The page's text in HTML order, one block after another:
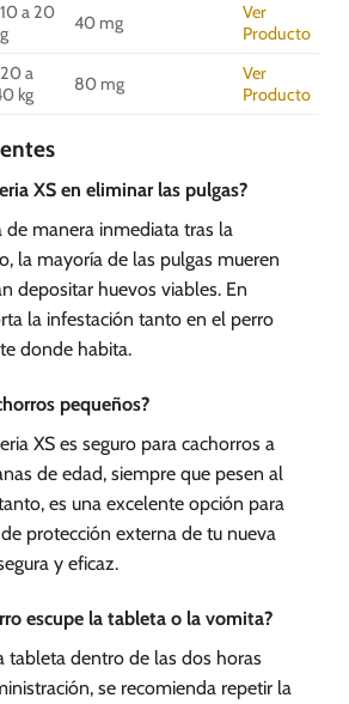
a 20
40 mg
Ver
Producto
a
kg
80 mg
Ver
Producto
XS en eliminar las pulgas?
de manera inmediata tras la
la mayoría de las pulgas mueren
depositar huevos viables. En
la infestación tanto en el perro
donde habita.
pequeños?
XS es seguro para cachorros a
de edad, siempre que pesen al
es una excelente opción para
protección externa de tu nueva
y eficaz.
escupe la tableta o la vomita?
tableta dentro de las dos horas
se recomienda repetir la